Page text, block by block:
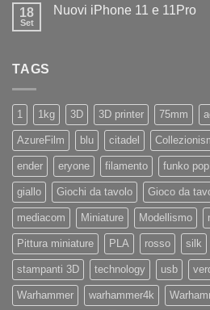
la
nuovissima
Diamo
18
Set
Nuovi iPhone 11 e 11Pro
TAGS
1 1kg 3D 3D printer 75mm
AzureFilm blu citadel
ender eryone filamento funko pop
giallo Giochi da tavolo Gioco da
mediacom Miniature Modellismo
Pittura miniature PLA rosso silk
stampanti 3D technology usb
Warhammer warhammer4k